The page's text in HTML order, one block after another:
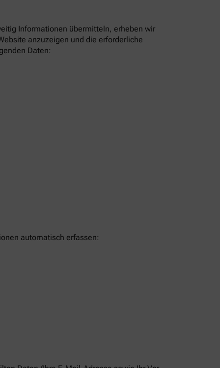
Informationen übermitteln, erheben wir
anzuzeigen und die erforderliche
Daten:
automatisch erfassen: